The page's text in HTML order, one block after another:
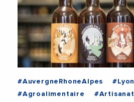
#AuvergneRhoneAlpes #Lyon
#Agroalimentaire
#Artisanat